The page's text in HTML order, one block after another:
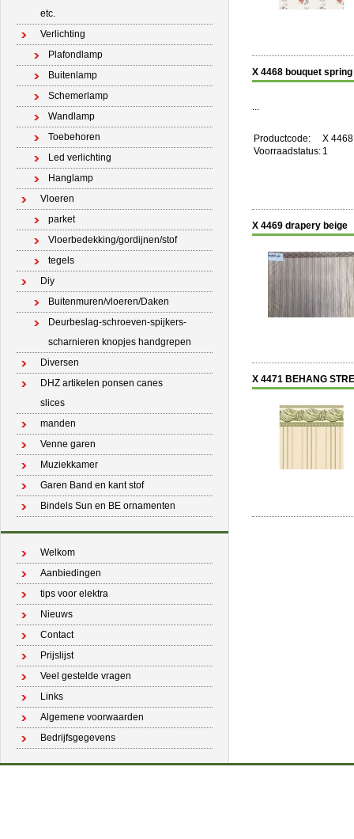
etc.
Verlichting
Plafondlamp
Buitenlamp
Schemerlamp
Wandlamp
Toebehoren
Led verlichting
Hanglamp
Vloeren
parket
Vloerbedekking/gordijnen/stof
tegels
Diy
Buitenmuren/vloeren/Daken
Deurbeslag-schroeven-spijkers-
scharnieren knopjes handgrepen
Diversen
DHZ artikelen ponsen canes
slices
manden
Venne garen
Muziekkamer
Garen Band en kant stof
Bindels Sun en BE ornamenten
Welkom
Aanbiedingen
tips voor elektra
Nieuws
Contact
Prijslijst
Veel gestelde vragen
Links
Algemene voorwaarden
Bedrijfsgegevens
X 4468 bouquet spring
...
Productcode:
X 4468
Voorraadstatus: 1
X 4469 drapery beige
X 4471 BEHANG